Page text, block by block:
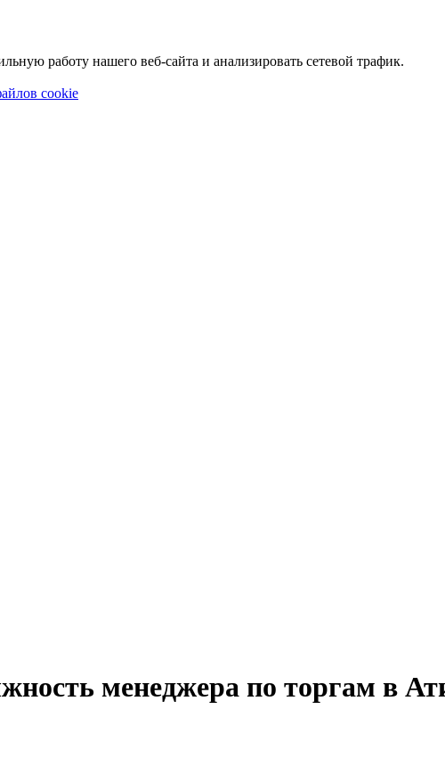
работу нашего веб-сайта и анализировать сетевой трафик.
cookie
менеджера по торгам в